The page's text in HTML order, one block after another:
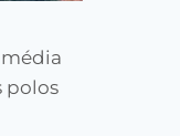
polos